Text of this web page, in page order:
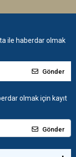
ile haberdar olmak
Gönder
olmak için kayıt
Gönder